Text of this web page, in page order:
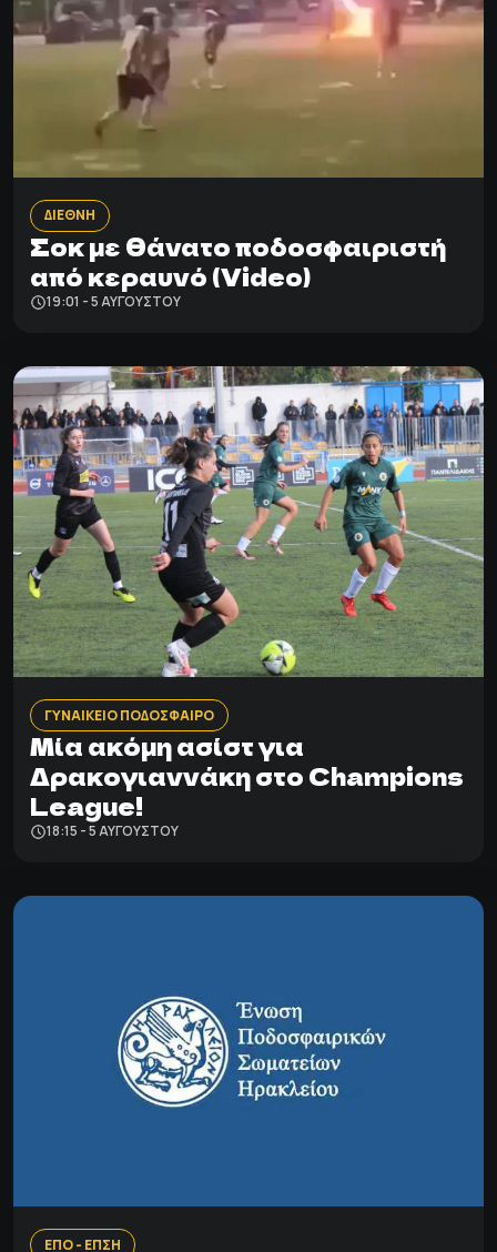
ΔΙΕΘΝΗ
Σοκ με θάνατο ποδοσφαιριστή
από κεραυνό (Video)
19:01 - 5 ΑΥΓΟΎΣΤΟΥ
ΓΥΝΑΙΚΕΙΟ ΠΟΔΟΣΦΑΙΡΟ
Μία ακόμη ασίστ για
Δρακογιαννάκη στο Champions
League!
18:15 - 5 ΑΥΓΟΎΣΤΟΥ
ΕΠΟ - ΕΠΣΗ